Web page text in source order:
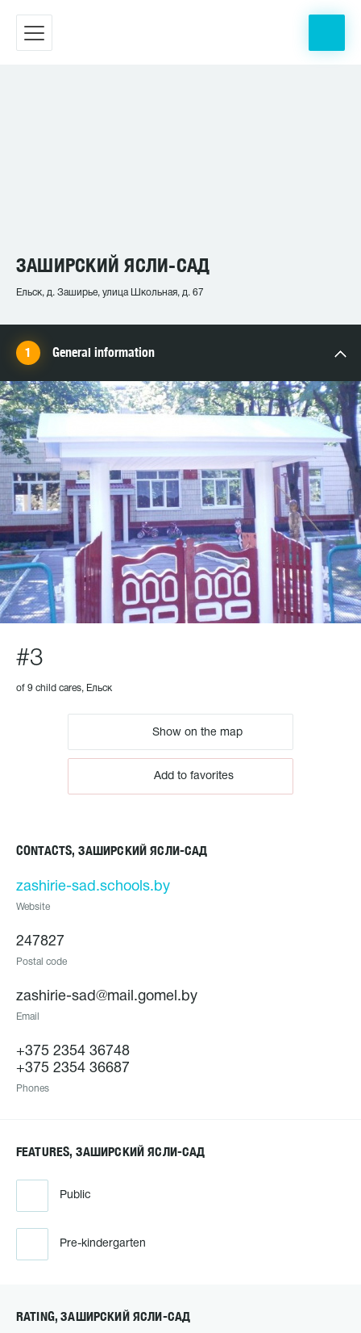
ЗАШИРСКИЙ ЯСЛИ-САД
Ельск, д. Заширье, улица Школьная, д. 67
General information
#3
of 9 child cares, Ельск
Show on the map
Add to favorites
CONTACTS, ЗАШИРСКИЙ ЯСЛИ-САД
zashirie-sad.schools.by
Website
247827
Postal code
zashirie-sad@mail.gomel.by
Email
+375 2354 36748
+375 2354 36687
Phones
FEATURES, ЗАШИРСКИЙ ЯСЛИ-САД
Public
Pre-kindergarten
RATING, ЗАШИРСКИЙ ЯСЛИ-САД